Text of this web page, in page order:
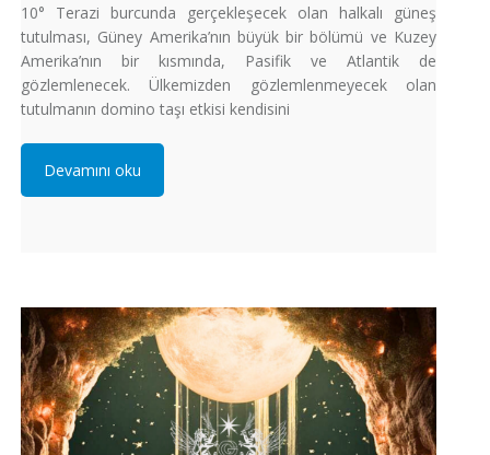
10° Terazi burcunda gerçekleşecek olan halkalı güneş
tutulması, Güney Amerika’nın büyük bir bölümü ve Kuzey
Amerika’nın bir kısmında, Pasifik ve Atlantik de
gözlemlenecek. Ülkemizden gözlemlenmeyecek olan
tutulmanın domino taşı etkisi kendisini
Devamını oku